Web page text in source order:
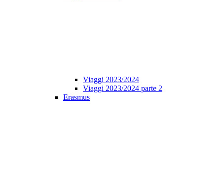
Viaggi 2023/2024
Viaggi 2023/2024 parte 2
Erasmus